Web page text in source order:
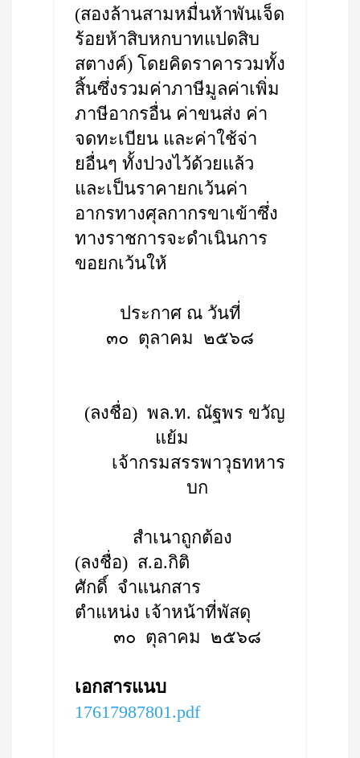
(สองล้านสามหมื่นห้าพันเจ็ด
ร้อยห้าสิบหกบาทแปดสิบ
สตางค์) โดยคิดราคารวมทั้ง
สิ้นซึ่งรวมค่าภาษีมูลค่าเพิ่ม
ภาษีอากรอื่น ค่าขนส่ง ค่า
จดทะเบียน และค่าใช้จ่า
ยอื่นๆ ทั้งปวงไว้ด้วยแล้ว
และเป็นราคายกเว้นค่า
อากรทางศุลกากรขาเข้าซึ่ง
ทางราชการจะดำเนินการ
ขอยกเว้นให้
ประกาศ ณ วันที่
๓๐ ตุลาคม ๒๕๖๘
(ลงชื่อ) พล.ท. ณัฐพร ขวัญ
แย้ม
เจ้ากรมสรรพาวุธทหาร
บก
สำเนาถูกต้อง
(ลงชื่อ) ส.อ.กิติ
ศักดิ์ จำแนกสาร
ตำแหน่ง เจ้าหน้าที่พัสดุ
๓๐ ตุลาคม ๒๕๖๘
เอกสารแนบ
17617987801.pdf